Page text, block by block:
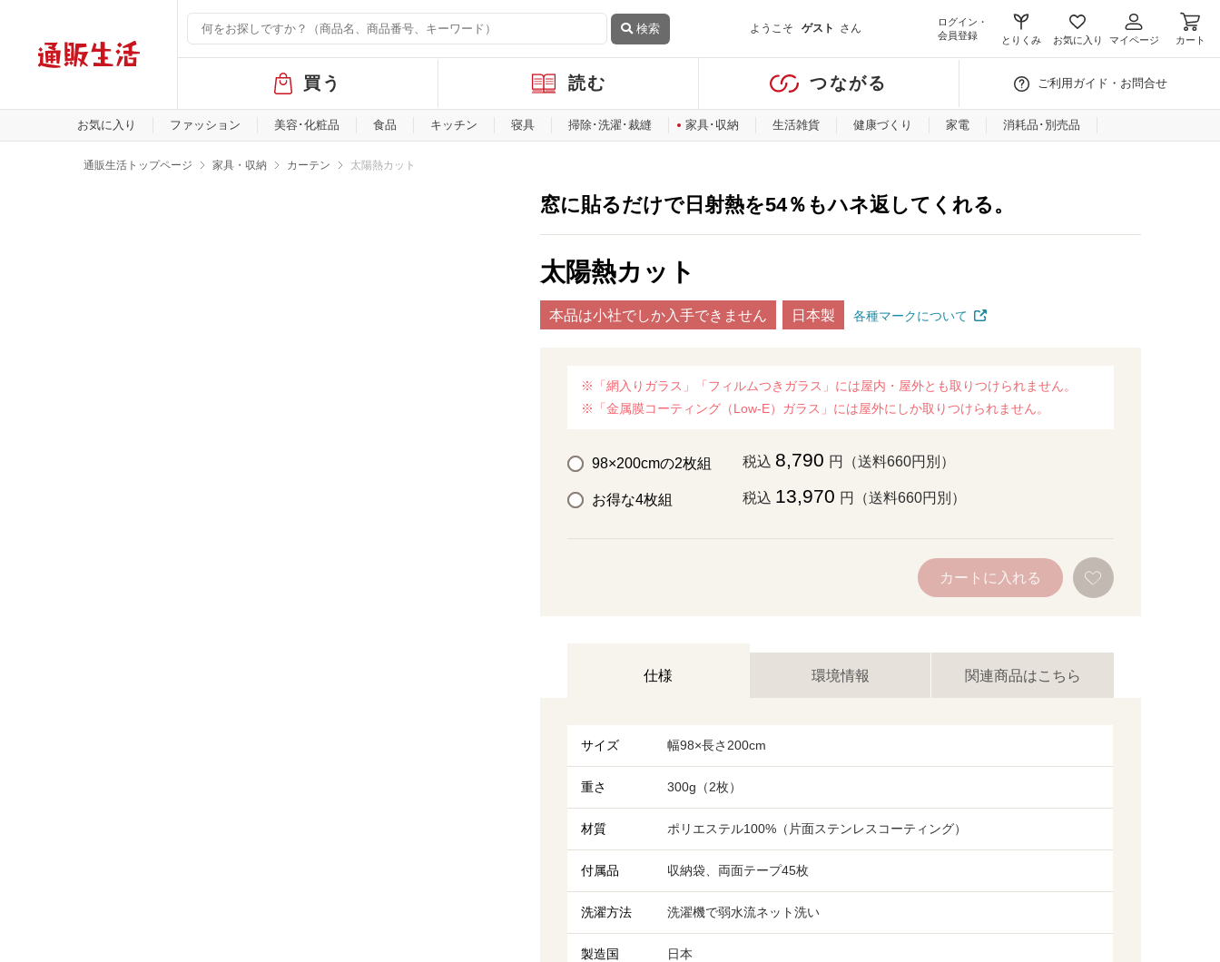
検索 ようこそ ゲスト さん
ログイン・
会員登録
とりくみ お気に入り マイページ カート
バ
ル
メ
買う 読む つながる ご利用ガイド・お問合せ
お気に入り ファッション 美容･化粧品 食品 キッチン 寝具 掃除･洗濯･裁縫 家具･収納 生活雑貨 健康づくり 家電 消耗品･別売品
通販生活トップページ 家具・収納 カーテン 太陽熱カット
窓に貼るだけで日射熱を54％もハネ返してくれる。
太陽熱カット
本品は小社でしか入手できません 日本製 各種マークについて
※「網入りガラス」「フィルムつきガラス」には屋内・屋外とも取りつけられません。
※「金属膜コーティング（Low-E）ガラス」には屋外にしか取りつけられません。
98×200cmの2枚組 税込 8,790 円（送料660円別）
お得な4枚組 税込 13,970 円（送料660円別）
カートに入れる
仕様 環境情報 関連商品はこちら
サイズ 幅98×長さ200cm
重さ 300g（2枚）
材質 ポリエステル100%（片面ステンレスコーティング）
付属品 収納袋、両面テープ45枚
洗濯方法 洗濯機で弱水流ネット洗い
製造国 日本